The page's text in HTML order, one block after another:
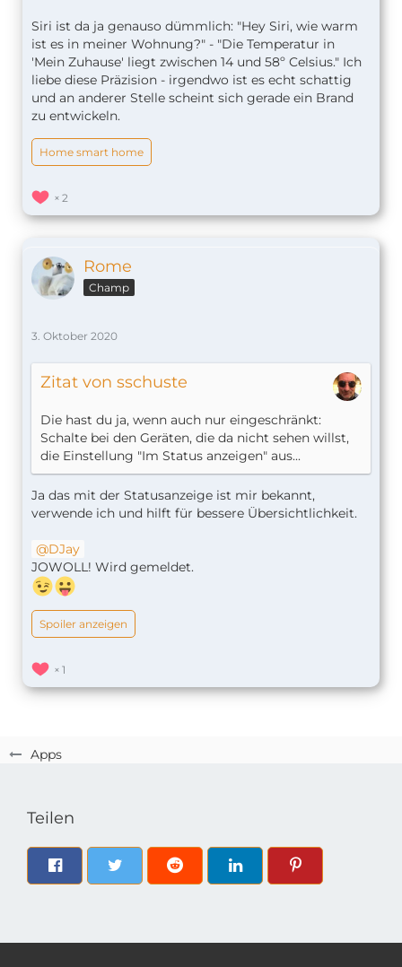
Apps
Siri ist da ja genauso dümmlich: "Hey Siri, wie warm
ist es in meiner Wohnung?" - "Die Temperatur in
'Mein Zuhause' liegt zwischen 14 und 58º Celsius." Ich
liebe diese Präzision - irgendwo ist es echt schattig
und an anderer Stelle scheint sich gerade ein Brand
zu entwickeln.
Home smart home
2
Rome
Champ
3. Oktober 2020
Zitat von sschuste
Die hast du ja, wenn auch nur eingeschränkt:
Schalte bei den Geräten, die da nicht sehen willst,
die Einstellung "Im Status anzeigen" aus...
Ja das mit der Statusanzeige ist mir bekannt,
verwende ich und hilft für bessere Übersichtlichkeit.
DJay
JOWOLL! Wird gemeldet.
Spoiler anzeigen
1
Teilen